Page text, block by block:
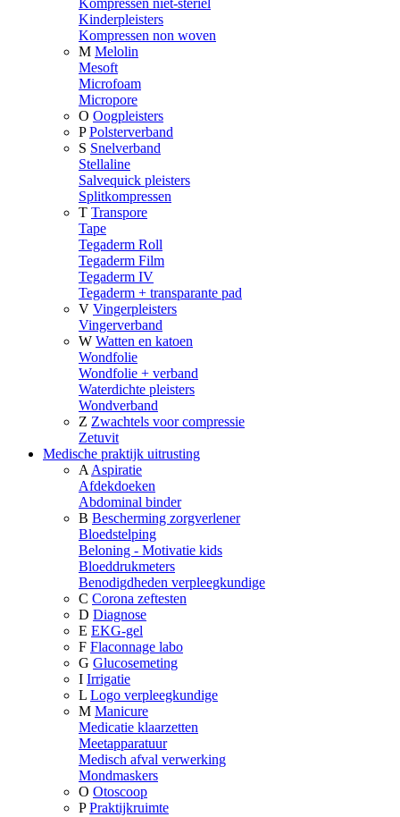
Kompressen niet-steriel
Kinderpleisters
Kompressen non woven
M Melolin
Mesoft
Microfoam
Micropore
O Oogpleisters
P Polsterverband
S Snelverband
Stellaline
Salvequick pleisters
Splitkompressen
T Transpore
Tape
Tegaderm Roll
Tegaderm Film
Tegaderm IV
Tegaderm + transparante pad
V Vingerpleisters
Vingerverband
W Watten en katoen
Wondfolie
Wondfolie + verband
Waterdichte pleisters
Wondverband
Z Zwachtels voor compressie
Zetuvit
Medische praktijk uitrusting
A Aspiratie
Afdekdoeken
Abdominal binder
B Bescherming zorgverlener
Bloedstelping
Beloning - Motivatie kids
Bloeddrukmeters
Benodigdheden verpleegkundige
C Corona zeftesten
D Diagnose
E EKG-gel
F Flaconnage labo
G Glucosemeting
I Irrigatie
L Logo verpleegkundige
M Manicure
Medicatie klaarzetten
Meetapparatuur
Medisch afval verwerking
Mondmaskers
O Otoscoop
P Praktijkruimte